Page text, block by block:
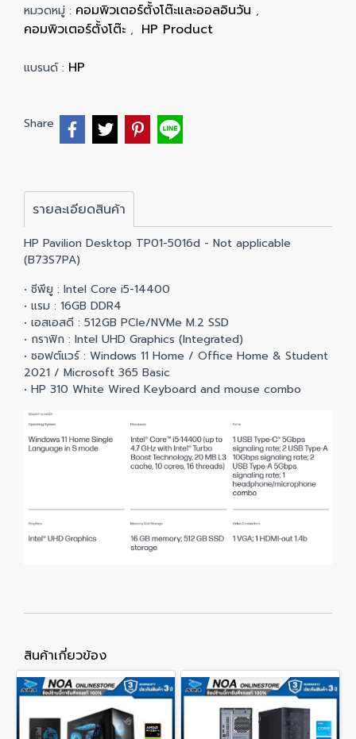
หมวดหมู่ : คอมพิวเตอร์ตั้งโต๊ะและออลอินวัน ,
คอมพิวเตอร์ตั้งโต๊ะ , HP Product
แบรนด์ : HP
Share
รายละเอียดสินค้า
HP Pavilion Desktop TP01-5016d - Not applicable
(B73S7PA)
• ซีพียู : Intel Core i5-14400
• แรม : 16GB DDR4
• เอสเอสดี : 512GB PCIe/NVMe M.2 SSD
• กราฟิก : Intel UHD Graphics (Integrated)
• ซอฟต์แวร์ : Windows 11 Home / Office Home & Student
2021 / Microsoft 365 Basic
• HP 310 White Wired Keyboard and mouse combo
สินค้าเกี่ยวข้อง